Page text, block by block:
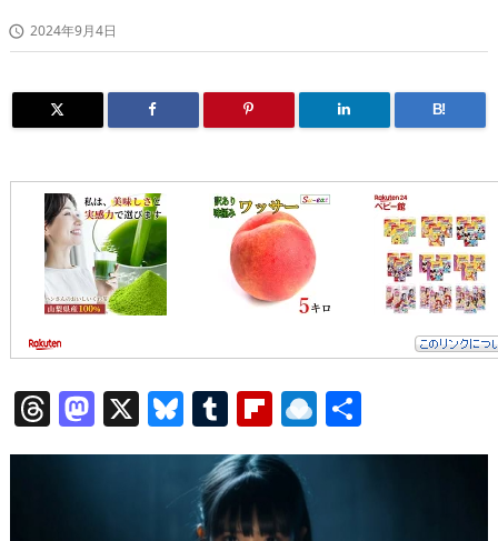
 2024年9月4日
B!
T
h
M
a
X Bl
u
e
sk
T
u
m
bl
Fl
ip
b
o
R
ai 有